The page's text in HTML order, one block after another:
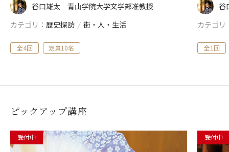
谷口雄太 青山学院大学文学部准教授
カテゴリ
歴史探訪 / 街・人・生活
全4回 定員10名
谷
カテゴリ
全1回
ピックアップ講座
受付中 受付中